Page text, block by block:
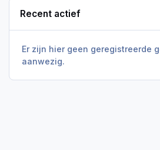
Recent actief
Er zijn hier geen geregistreerde
aanwezig.